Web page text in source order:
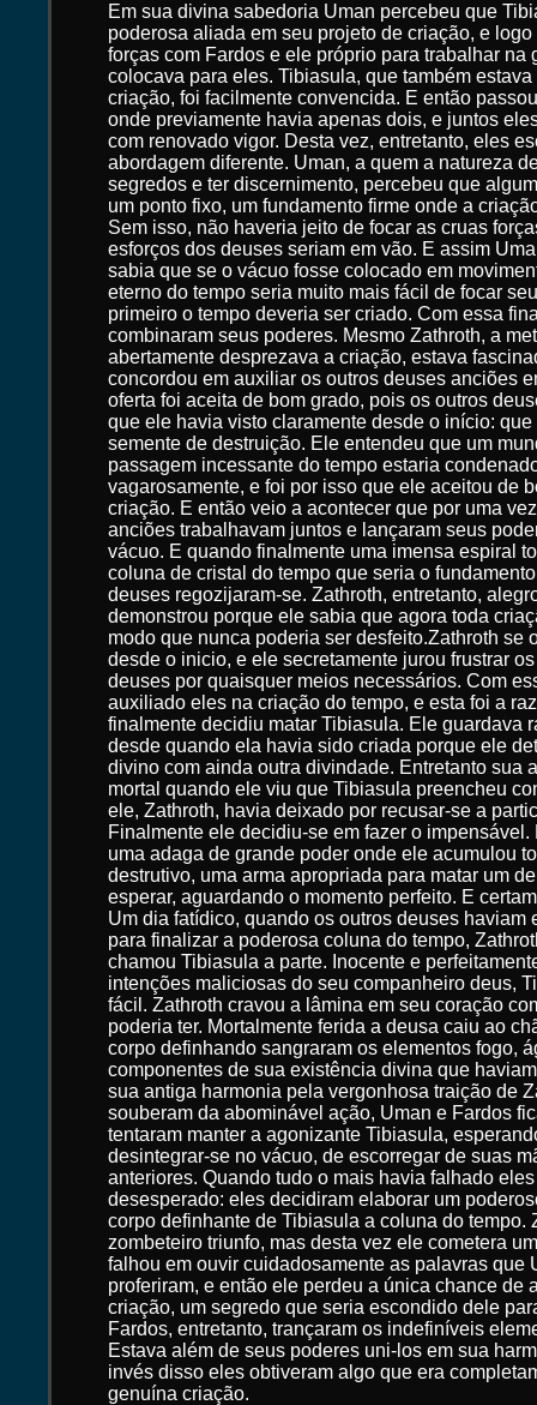
Em sua divina sabedoria Uman percebeu que
poderosa aliada em seu projeto de criação, e
forças com Fardos e ele próprio para trabalhar na
colocava para eles. Tibiasula, que também
criação, foi facilmente convencida. E então
onde previamente havia apenas dois, e juntos
com renovado vigor. Desta vez, entretanto, eles
abordagem diferente. Uman, a quem a natureza
segredos e ter discernimento, percebeu que
um ponto fixo, um fundamento firme onde a
Sem isso, não haveria jeito de focar as cruas
esforços dos deuses seriam em vão. E assim
sabia que se o vácuo fosse colocado em
eterno do tempo seria muito mais fácil de focar
primeiro o tempo deveria ser criado. Com essa
combinaram seus poderes. Mesmo Zathroth, a
abertamente desprezava a criação, estava
concordou em auxiliar os outros deuses anciões
oferta foi aceita de bom grado, pois os outros
que ele havia visto claramente desde o início:
semente de destruição. Ele entendeu que um
passagem incessante do tempo estaria
vagarosamente, e foi por isso que ele aceitou de
criação. E então veio a acontecer que por uma
anciões trabalhavam juntos e lançaram seus
vácuo. E quando finalmente uma imensa espiral
coluna de cristal do tempo que seria o
deuses regozijaram-se. Zathroth, entretanto,
demonstrou porque ele sabia que agora toda
modo que nunca poderia ser desfeito.Zathroth se
desde o inicio, e ele secretamente jurou frustrar
deuses por quaisquer meios necessários. Com
auxiliado eles na criação do tempo, e esta foi a
finalmente decidiu matar Tibiasula. Ele guardava
desde quando ela havia sido criada porque ele
divino com ainda outra divindade. Entretanto sua
mortal quando ele viu que Tibiasula preencheu
ele, Zathroth, havia deixado por recusar-se a
Finalmente ele decidiu-se em fazer o
uma adaga de grande poder onde ele acumulou
destrutivo, uma arma apropriada para matar um
esperar, aguardando o momento perfeito. E
Um dia fatídico, quando os outros deuses haviam
para finalizar a poderosa coluna do tempo,
chamou Tibiasula a parte. Inocente e
intenções maliciosas do seu companheiro deus,
fácil. Zathroth cravou a lâmina em seu coração
poderia ter. Mortalmente ferida a deusa caiu ao
corpo definhando sangraram os elementos fogo,
componentes de sua existência divina que
sua antiga harmonia pela vergonhosa traição de
souberam da abominável ação, Uman e Fardos
tentaram manter a agonizante Tibiasula,
desintegrar-se no vácuo, de escorregar de suas
anteriores. Quando tudo o mais havia falhado
desesperado: eles decidiram elaborar um
corpo definhante de Tibiasula a coluna do tempo.
zombeteiro triunfo, mas desta vez ele cometera
falhou em ouvir cuidadosamente as palavras que
proferiram, e então ele perdeu a única chance de
criação, um segredo que seria escondido dele
Fardos, entretanto, trançaram os indefiníveis
Estava além de seus poderes uni-los em sua
invés disso eles obtiveram algo que era
genuína criação.